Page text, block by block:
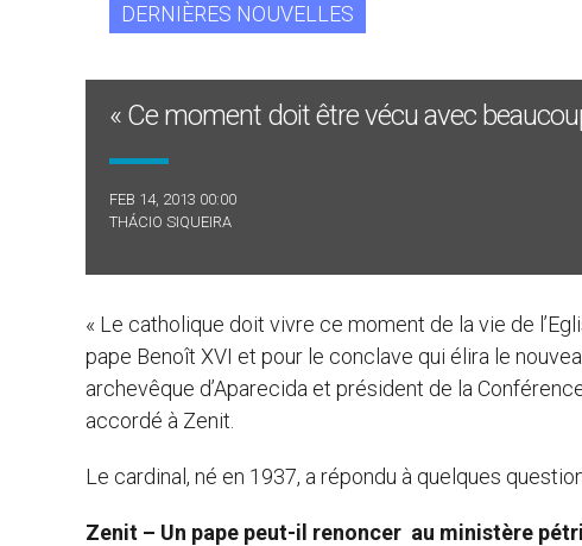
DERNIÈRES NOUVELLES
« Ce moment doit être vécu avec
FEB 14, 2013 00:00
THÁCIO SIQUEIRA
« Le catholique doit vivre ce moment de la vie de
pape Benoît XVI et pour le conclave qui élira le
archevêque d’Aparecida et président de la
accordé à Zenit.
Le cardinal, né en 1937, a répondu à quelques
Zenit – Un pape peut-il renoncer au ministère